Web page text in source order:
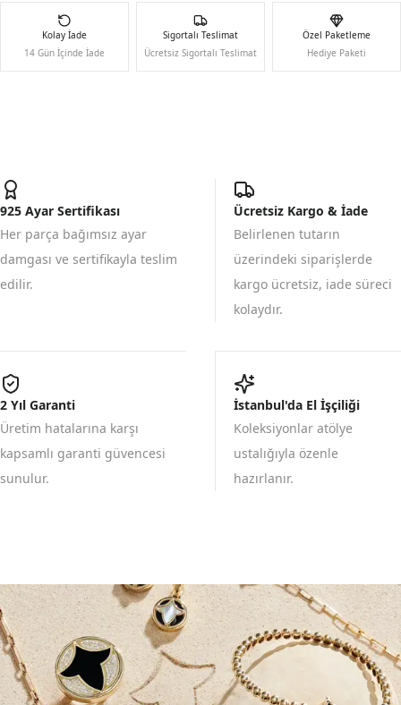
Kolay İade
14 Gün İçinde İade
Sigortalı Teslimat
Ücretsiz Sigortalı Teslimat
Özel Paketleme
Hediye Paketi
925 Ayar Sertifikası
Her parça bağımsız ayar
damgası ve sertifikayla teslim
edilir.
Ücretsiz Kargo & İade
Belirlenen tutarın
üzerindeki siparişlerde
kargo ücretsiz, iade süreci
kolaydır.
2 Yıl Garanti
Üretim hatalarına karşı
kapsamlı garanti güvencesi
sunulur.
İstanbul'da El İşçiliği
Koleksiyonlar atölye
ustalığıyla özenle
hazırlanır.